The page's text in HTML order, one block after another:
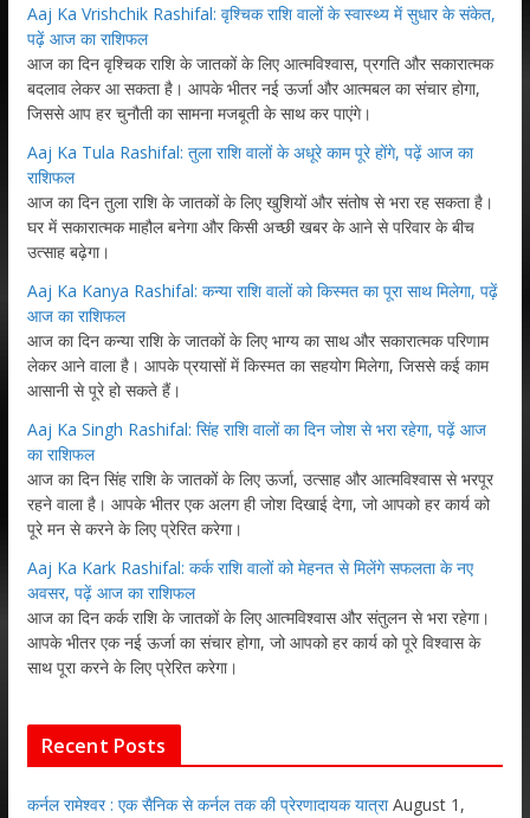
Aaj Ka Vrishchik Rashifal: वृश्चिक राशि वालों के स्वास्थ्य में सुधार के संकेत,
पढ़ें आज का राशिफल
आज का दिन वृश्चिक राशि के जातकों के लिए आत्मविश्वास, प्रगति और सकारात्मक
बदलाव लेकर आ सकता है। आपके भीतर नई ऊर्जा और आत्मबल का संचार होगा,
जिससे आप हर चुनौती का सामना मजबूती के साथ कर पाएंगे।
Aaj Ka Tula Rashifal: तुला राशि वालों के अधूरे काम पूरे होंगे, पढ़ें आज का
राशिफल
आज का दिन तुला राशि के जातकों के लिए खुशियों और संतोष से भरा रह सकता है।
घर में सकारात्मक माहौल बनेगा और किसी अच्छी खबर के आने से परिवार के बीच
उत्साह बढ़ेगा।
Aaj Ka Kanya Rashifal: कन्या राशि वालों को किस्मत का पूरा साथ मिलेगा, पढ़ें
आज का राशिफल
आज का दिन कन्या राशि के जातकों के लिए भाग्य का साथ और सकारात्मक परिणाम
लेकर आने वाला है। आपके प्रयासों में किस्मत का सहयोग मिलेगा, जिससे कई काम
आसानी से पूरे हो सकते हैं।
Aaj Ka Singh Rashifal: सिंह राशि वालों का दिन जोश से भरा रहेगा, पढ़ें आज
का राशिफल
आज का दिन सिंह राशि के जातकों के लिए ऊर्जा, उत्साह और आत्मविश्वास से भरपूर
रहने वाला है। आपके भीतर एक अलग ही जोश दिखाई देगा, जो आपको हर कार्य को
पूरे मन से करने के लिए प्रेरित करेगा।
Aaj Ka Kark Rashifal: कर्क राशि वालों को मेहनत से मिलेंगे सफलता के नए
अवसर, पढ़ें आज का राशिफल
आज का दिन कर्क राशि के जातकों के लिए आत्मविश्वास और संतुलन से भरा रहेगा।
आपके भीतर एक नई ऊर्जा का संचार होगा, जो आपको हर कार्य को पूरे विश्वास के
साथ पूरा करने के लिए प्रेरित करेगा।
Recent Posts
कर्नल रामेश्वर : एक सैनिक से कर्नल तक की प्रेरणादायक यात्रा August 1,